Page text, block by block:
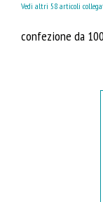
Vedi altri 58 articoli
confezione da